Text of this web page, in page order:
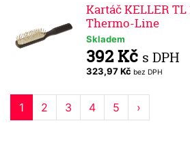
Kartáč KELLER
Thermo-Line
Skladem
392 Kč s DPH
323,97 Kč bez DPH
1 2 3 4 5 ›